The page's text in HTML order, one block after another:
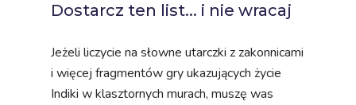
Dostarcz ten list... i nie wracaj
Jeżeli liczycie na słowne utarczki z zakonnicami
i więcej fragmentów gry ukazujących życie
Indiki w klasztornych murach, muszę was